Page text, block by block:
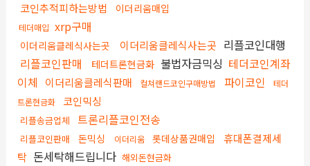
코인추적피하는방법 이더리움매입
테더매입 xrp구매
이더리움클레식사는곳 이더리움클레식사는곳 리플코인대행
리플코인판매
테더트론현금화 불법자금믹싱 테더코인계좌
이체
이더리움클레식판매 컬쳐랜드코인구매방법 파이코인
테더
트론현금화
코인믹싱
리플송금업체 트론리플코인전송
리플코인판매 돈믹싱 이더리움 롯데상품권매입
휴대폰결제세
탁 돈세탁해드립니다 해외돈현금화